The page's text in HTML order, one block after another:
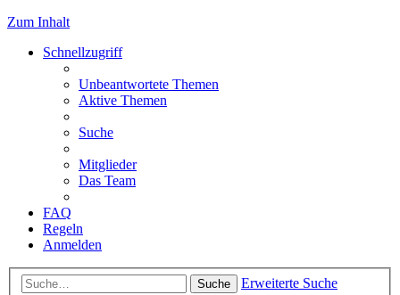
Zum Inhalt
Schnellzugriff
Unbeantwortete Themen
Aktive Themen
Suche
Mitglieder
Das Team
FAQ
Regeln
Anmelden
Suche Erweiterte Suche